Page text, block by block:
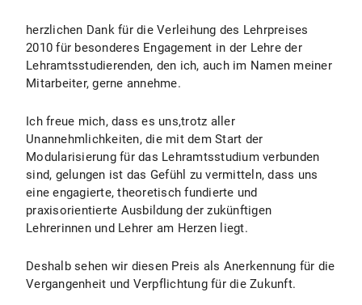
herzlichen Dank für die Verleihung des Lehrpreises
2010 für besonderes Engagement in der Lehre der
Lehramtsstudierenden, den ich, auch im Namen meiner
Mitarbeiter, gerne annehme.
Ich freue mich, dass es uns,trotz aller
Unannehmlichkeiten, die mit dem Start der
Modularisierung für das Lehramtsstudium verbunden
sind, gelungen ist das Gefühl zu vermitteln, dass uns
eine engagierte, theoretisch fundierte und
praxisorientierte Ausbildung der zukünftigen
Lehrerinnen und Lehrer am Herzen liegt.
Deshalb sehen wir diesen Preis als Anerkennung für die
Vergangenheit und Verpflichtung für die Zukunft.